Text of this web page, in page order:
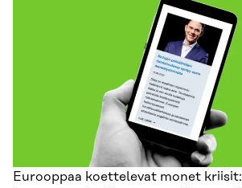
Eurooppaa koettelevat monet kriisit: